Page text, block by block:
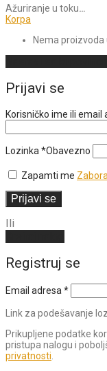
Ažuriranje u toku…
Korpa
Nema proizvoda
Prijavi se
Korisničko ime ili email
Lozinka *Obavezno
Zapamti me
Prijavi se
Ili
Registruj se
Email adresa *
Link za podešavanje
Prikupljene podatke
pristupa nalogu i
privatnosti